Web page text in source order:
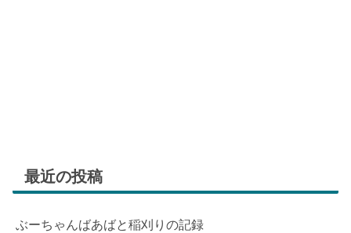
最近の投稿
ぶーちゃんばあばと稲刈りの記録